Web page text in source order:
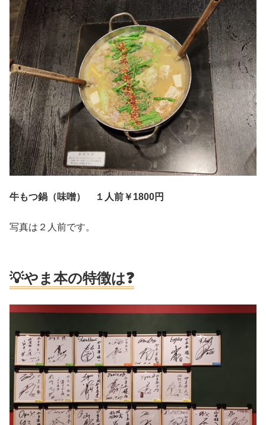
牛もつ鍋（味噌） １人前￥1800円
写真は２人前です。
💡やま本の特徴は❓